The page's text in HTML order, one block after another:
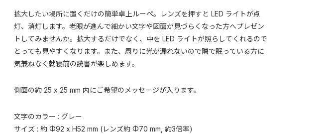
拡大したい場所に置くだけの簡単卓上ルーペ。レンズを押すと LED ライトが点
灯、消灯します。老眼が進んで細かい文字や図面が見づらくなった方へプレゼン
トしてみませんか。拡大するだけでなく、中を LED ライトが照らしてくれるので
とっても見やすくなります。また、周りに光が漏れないので隣で眠っている方に
気兼ねなく就寝前の読書が楽しめます。
側面の約 25 x 25 mm 内にご希望のメッセージが入ります。
文字のカラー : グレー
サイズ : 約 Φ92 x H52 mm (レンズ約 Φ70 mm, 約3倍率)